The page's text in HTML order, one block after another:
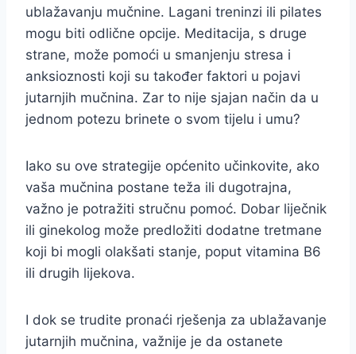
ublažavanju mučnine. Lagani treninzi ili pilates
mogu biti odlične opcije. Meditacija, s druge
strane, može pomoći u smanjenju stresa i
anksioznosti koji su također faktori u pojavi
jutarnjih mučnina. Zar to nije sjajan način da u
jednom potezu brinete o svom tijelu i umu?
Iako su ove strategije općenito učinkovite, ako
vaša mučnina postane teža ili dugotrajna,
važno je potražiti stručnu pomoć. Dobar liječnik
ili ginekolog može predložiti dodatne tretmane
koji bi mogli olakšati stanje, poput vitamina B6
ili drugih lijekova.
I dok se trudite pronaći rješenja za ublažavanje
jutarnjih mučnina, važnije je da ostanete